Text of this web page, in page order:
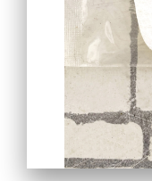
爱不同艺术家
网上艺廊
合作机会